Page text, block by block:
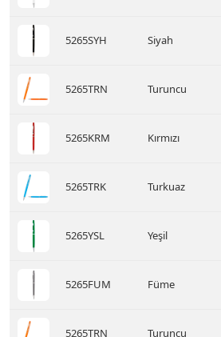
5265SYH Siyah
5265TRN Turuncu
5265KRM Kırmızı
5265TRK Turkuaz
5265YSL Yeşil
5265FUM Füme
5265TRN Turuncu